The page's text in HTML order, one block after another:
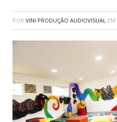
POR VINI PRODUÇÃO AUDIOVISUAL EM